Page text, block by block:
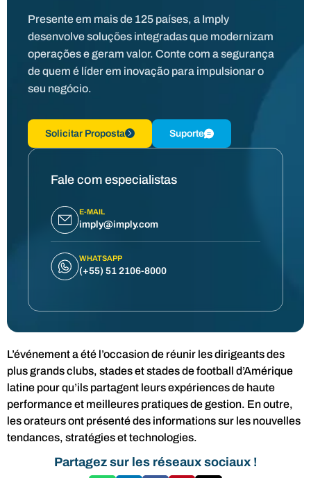
Presente em mais de 125 países, a Imply
desenvolve soluções integradas que modernizam
operações e geram valor. Conte com a segurança
de quem é líder em inovação para impulsionar o
seu negócio.
Solicitar Proposta Suporte
Fale com especialistas
E-MAIL
imply@imply.com
WHATSAPP
(+55) 51 2106-8000
L’événement a été l’occasion de réunir les dirigeants des
plus grands clubs, stades et stades de football d’Amérique
latine pour qu’ils partagent leurs expériences de haute
performance et meilleures pratiques de gestion. En outre,
les orateurs ont présenté des informations sur les nouvelles
tendances, stratégies et technologies.
Partagez sur les réseaux sociaux !